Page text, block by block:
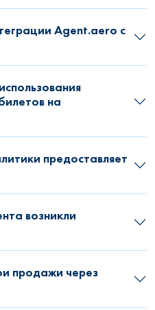
Agent.aero с
на
предоставляет
возникли
продажи через